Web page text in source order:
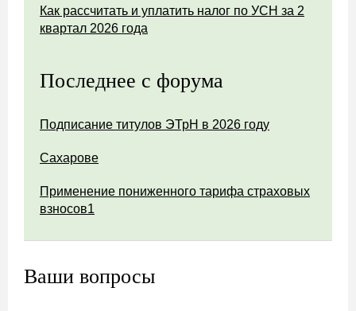
Как рассчитать и уплатить налог по УСН за 2
квартал 2026 года
Последнее с форума
Подписание титулов ЭТрН в 2026 году
Сахарове
Применение пониженного тарифа страховых
взносов1
Ваши вопросы